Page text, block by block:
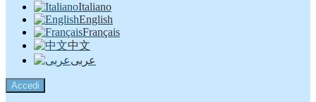
Italiano
English
Français
中文
عربى
Accedi